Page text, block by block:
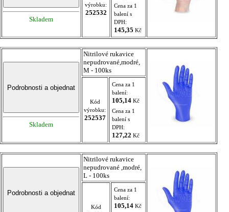
Skladem
výrobku:
252532
Cena za 1
balení s
DPH:
145,35 Kč
Skladem
Nitrilové rukavice
nepudrované,modré,
M - 100ks
Kód
výrobku:
252537
Cena za 1
balení:
105,14 Kč
Cena za 1
balení s
DPH:
127,22 Kč
Nitrilové rukavice
nepudrované ,modré,
L - 100ks
Kód
Cena za 1
balení:
105,14 Kč